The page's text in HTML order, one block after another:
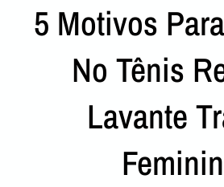
5 Motivos
No Tênis
Lavante